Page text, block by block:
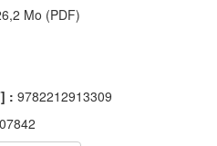
Mo (PDF)
: 9782212913309